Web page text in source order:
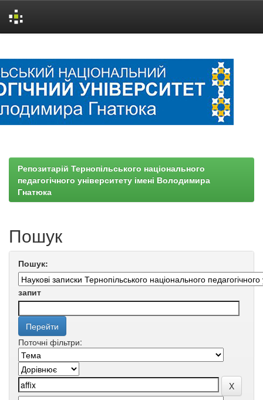
Репозитарій Тернопільського національного
педагогічного університету імені Володимира
Гнатюка
Пошук
Пошук:
запит
Поточні фільтри: